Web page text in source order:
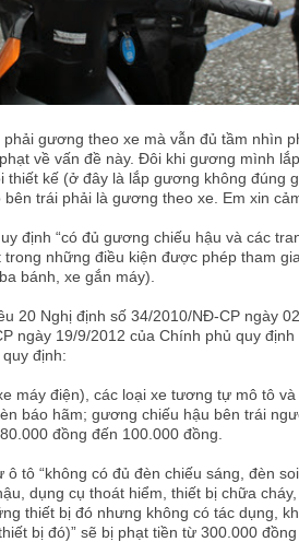
gương theo xe mà vẫn đủ tầm nhìn
về vấn đề này. Đôi khi gương mình
kế (ở đây là lắp gương không đúng
trái phải là gương theo xe. Em xin
định “có đủ gương chiếu hậu và các
những điều kiện được phép tham
bánh, xe gắn máy).
20 Nghị định số 34/2010/NĐ-CP ngày
ngày 19/9/2012 của Chính phủ quy
định:
máy điện), các loại xe tương tự mô tô
báo hãm; gương chiếu hậu bên trái
đồng đến 100.000 đồng.
tô “không có đủ đèn chiếu sáng, đèn
dụng cụ thoát hiểm, thiết bị chữa
thiết bị đó nhưng không có tác dụng,
bị đó)” sẽ bị phạt tiền từ 300.000